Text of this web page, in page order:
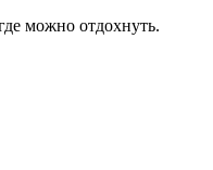
можно отдохнуть.